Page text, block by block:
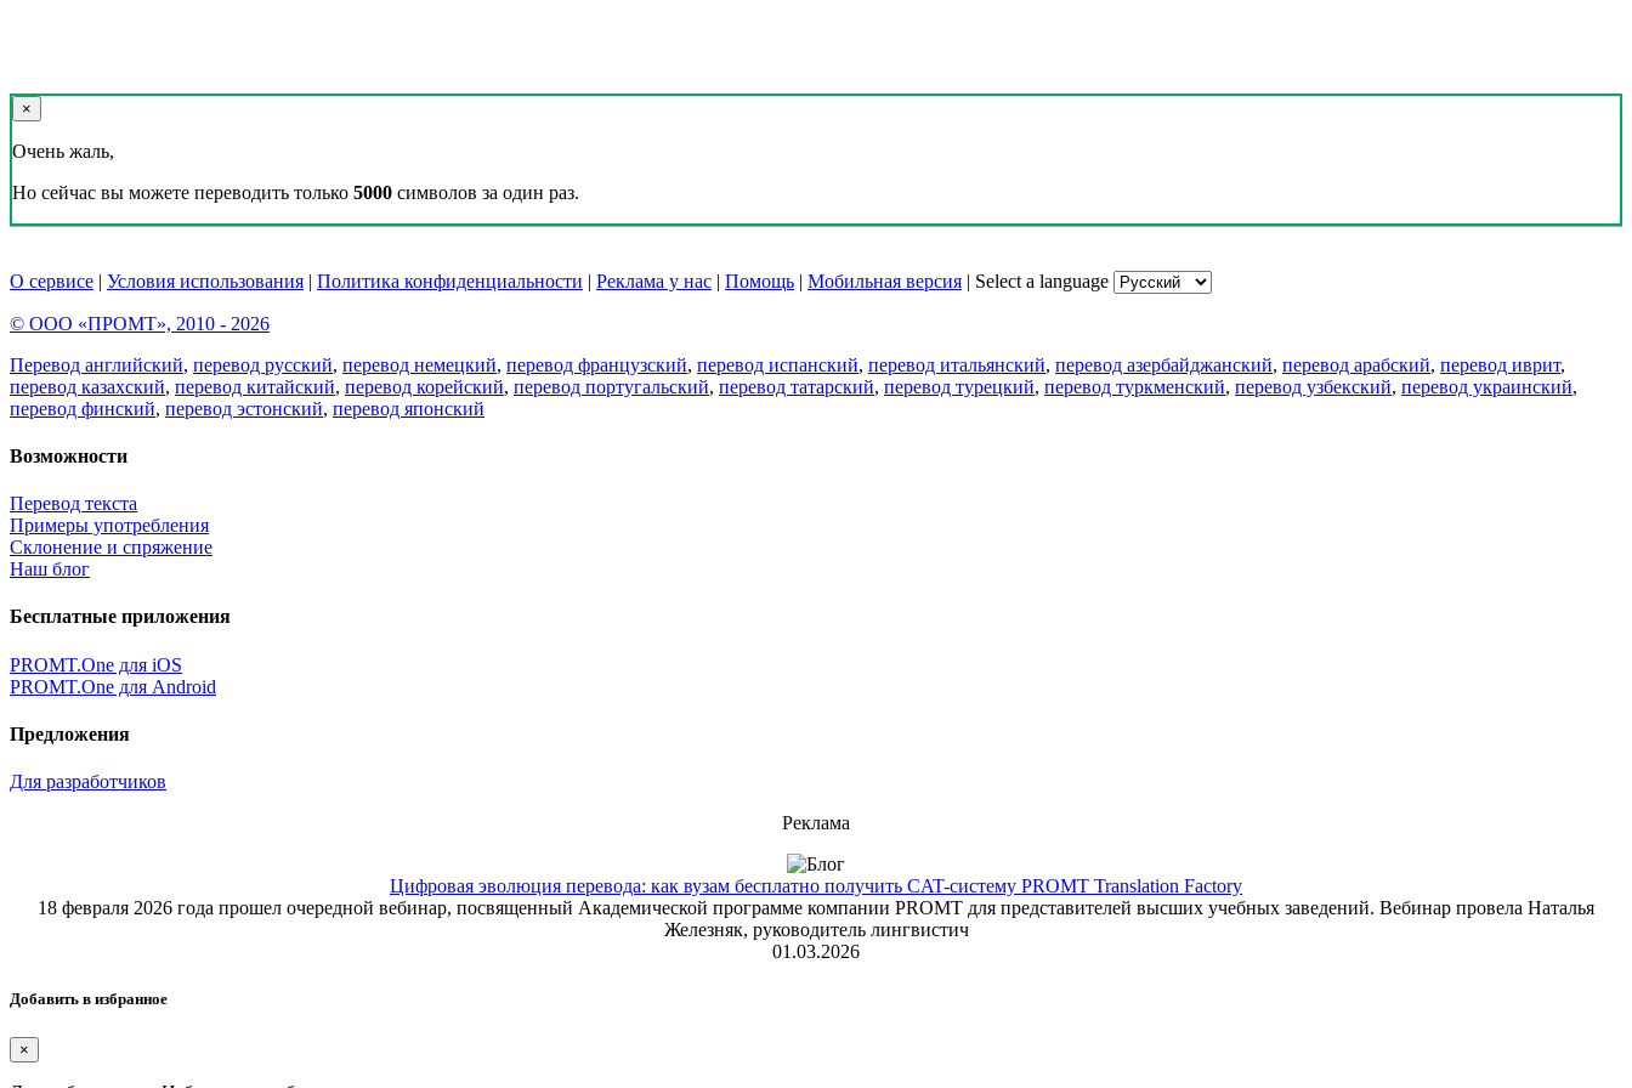
×
Очень жаль,
Но сейчас вы можете переводить только 5000 символов за один раз.
О сервисе | Условия использования | Политика конфиденциальности | Реклама у нас | Помощь | Мобильная версия | Select a language
© ООО «ПРОМТ», 2010 - 2026
Перевод английский, перевод русский, перевод немецкий, перевод французский, перевод испанский, перевод итальянский, перевод азербайджанский, перевод арабский, перевод иврит,
перевод казахский, перевод китайский, перевод корейский, перевод португальский, перевод татарский, перевод турецкий, перевод туркменский, перевод узбекский, перевод украинский,
перевод финский, перевод эстонский, перевод японский
Возможности
Перевод текста
Примеры употребления
Склонение и спряжение
Наш блог
Бесплатные приложения
PROMT.One для iOS
PROMT.One для Android
Предложения
Для разработчиков
Реклама
Цифровая эволюция перевода: как вузам бесплатно получить CAT-систему PROMT Translation Factory
18 февраля 2026 года прошел очередной вебинар, посвященный Академической программе компании PROMT для представителей высших учебных заведений. Вебинар провела Наталья
Железняк, руководитель лингвистич
01.03.2026
Добавить в избранное
×